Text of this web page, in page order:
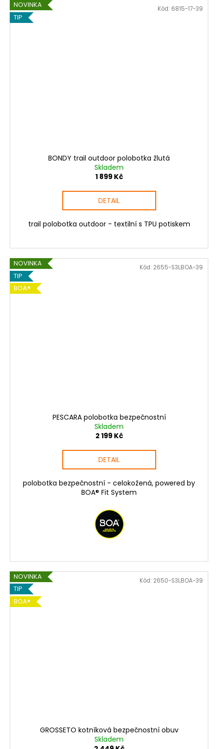
NOVINKA
TIP
BONDY trail outdoor polobotka žlutá
Skladem
1 899 Kč
DETAIL
trail polobotka outdoor - textilní s TPU potiskem
Kód: 6815-17-39
NOVINKA
TIP
BOA®
PESCARA polobotka bezpečnostní
Skladem
2 199 Kč
DETAIL
polobotka bezpečnostní - celokožená, powered by
BOA® Fit System
Kód: 2655-S3LBOA-39
NOVINKA
TIP
BOA®
GROSSETO kotníková bezpečnostní obuv
Skladem
Kód: 2650-S3LBOA-39